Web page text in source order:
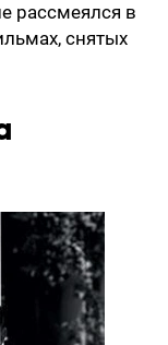
рассмеялся в
снятых